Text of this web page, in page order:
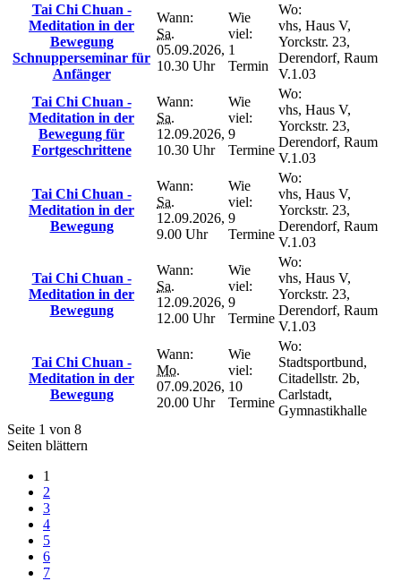
Tai Chi Chuan -
Meditation in der
Bewegung
Schnupperseminar für
Anfänger
Wann:
Sa.
05.09.2026,
10.30 Uhr
Wie
viel:
1
Termin
Wo:
vhs, Haus V,
Yorckstr. 23,
Derendorf, Raum
V.1.03
Tai Chi Chuan -
Meditation in der
Bewegung für
Fortgeschrittene
Wann:
Sa.
12.09.2026,
10.30 Uhr
Wie
viel:
9
Termine
Wo:
vhs, Haus V,
Yorckstr. 23,
Derendorf, Raum
V.1.03
Tai Chi Chuan -
Meditation in der
Bewegung
Wann:
Sa.
12.09.2026,
9.00 Uhr
Wie
viel:
9
Termine
Wo:
vhs, Haus V,
Yorckstr. 23,
Derendorf, Raum
V.1.03
Tai Chi Chuan -
Meditation in der
Bewegung
Wann:
Sa.
12.09.2026,
12.00 Uhr
Wie
viel:
9
Termine
Wo:
vhs, Haus V,
Yorckstr. 23,
Derendorf, Raum
V.1.03
Tai Chi Chuan -
Meditation in der
Bewegung
Wann:
Mo.
07.09.2026,
20.00 Uhr
Wie
viel:
10
Termine
Wo:
Stadtsportbund,
Citadellstr. 2b,
Carlstadt,
Gymnastikhalle
Seite 1 von 8
Seiten blättern
1
2
3
4
5
6
7